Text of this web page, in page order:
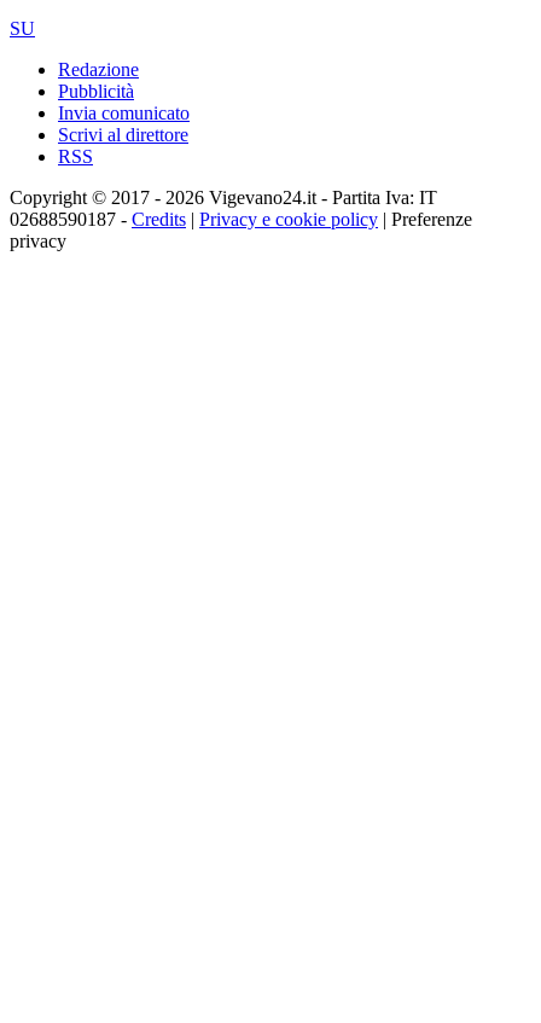
SU
Redazione
Pubblicità
Invia comunicato
Scrivi al direttore
RSS
Copyright © 2017 - 2026 Vigevano24.it - Partita Iva: IT
02688590187 - Credits | Privacy e cookie policy | Preferenze
privacy